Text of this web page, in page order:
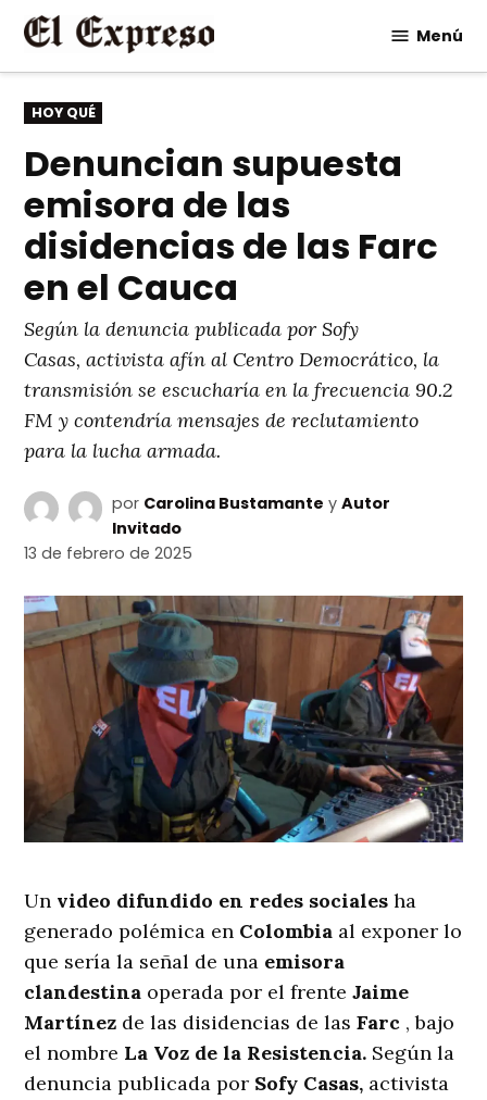
Saltar
contenido
Menú
PUBLICADO
EN
HOY QUÉ
Denuncian supuesta
emisora de las
disidencias de las Farc
en el Cauca
Según la denuncia publicada por Sofy
Casas, activista afín al Centro Democrático, la
transmisión se escucharía en la frecuencia 90.2
FM y contendría mensajes de reclutamiento
para la lucha armada.
por Carolina Bustamante yAutor
Invitado
13 de febrero de 2025
Un video difundido en redes socialesha
generado polémica en Colombia al exponer lo
que sería la señal de una emisora
clandestina operada por el frenteJaime
Martínez de las disidencias de lasFarc , bajo
el nombre La Voz de la Resistencia. Según la
denuncia publicada por Sofy Casas, activista